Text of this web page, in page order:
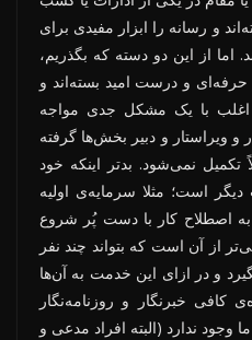
و رسانه را ابزار مفیدی برای
اما از این دو دسته که بگذریم،
و درست امید بسته‌اند و
اغلب با یک مشکل جدی مواجه
و ویراستار و دبیر بخش‌ها گرفته
تکمیل نمی‌شود. بدتر اینکه خود
است؛ مثلا سرمایه‌ی اولیه
اصطلاح کار با دست پُر شروع
از آن است که بتواند چند نفر
و در ازای این خدمت به آن‌ها
کافی خبرنگار و روزنامه‌نگار
وجود ندارد (البته افراد مدعی و